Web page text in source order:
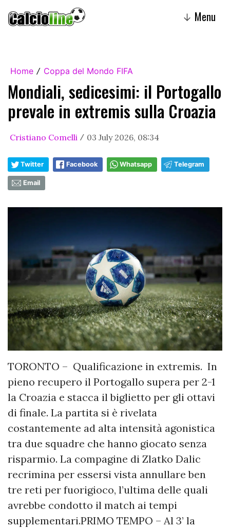
↓ Menu
Home / Coppa del Mondo FIFA
Mondiali, sedicesimi: il Portogallo
prevale in extremis sulla Croazia
Cristiano Comelli / 03 July 2026, 08:34
Twitter Facebook Whatsapp Telegram
Email
TORONTO – Qualificazione in extremis. In
pieno recupero il Portogallo supera per 2-1
la Croazia e stacca il biglietto per gli ottavi
di finale. La partita si è rivelata
costantemente ad alta intensità agonistica
tra due squadre che hanno giocato senza
risparmio. La compagine di Zlatko Dalic
recrimina per essersi vista annullare ben
tre reti per fuorigioco, l’ultima delle quali
avrebbe condotto il match ai tempi
supplementari.PRIMO TEMPO – Al 3’ la